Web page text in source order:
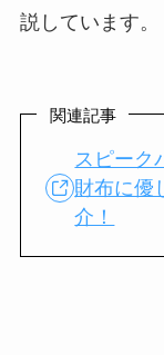
説しています。
関連記事
スピーク
財布に優
介！